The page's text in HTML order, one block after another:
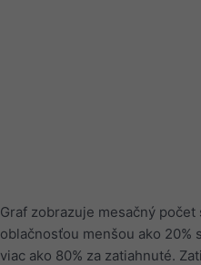
Graf zobrazuje mesačný
oblačnosťou menšou ako 20%
viac ako 80% za zatiahnuté.